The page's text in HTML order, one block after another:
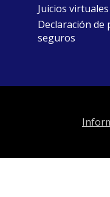
Juicios
Declaración de
seguros